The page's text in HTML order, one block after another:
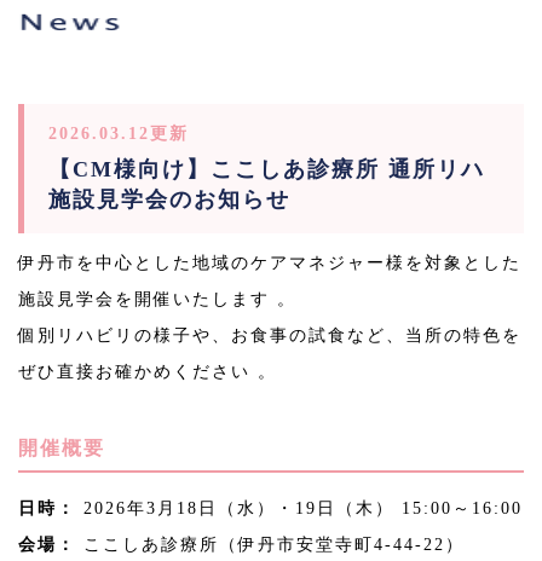
2026.03.12更新
【CM様向け】ここしあ診療所 通所リハ
施設見学会のお知らせ
伊丹市を中心とした地域のケアマネジャー様を対象とした
施設見学会を開催いたします 。
個別リハビリの様子や、お食事の試食など、当所の特色を
ぜひ直接お確かめください 。
開催概要
日時：
2026年3月18日（水）・19日（木） 15:00～16:00
会場：
ここしあ診療所（伊丹市安堂寺町4-44-22）